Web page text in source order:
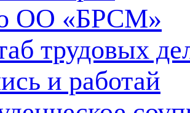
ОО «БРСМ»
трудовых
и работай